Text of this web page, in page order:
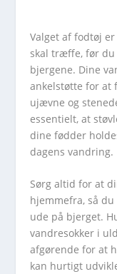
Valget af fodtøj
skal træffe, før
bjergene. Dine
ankelstøtte for at
ujævne og
essentielt, at
dine fødder
dagens vandring.
Sørg altid for at
hjemmefra, så
ude på bjerget.
vandresokker i
afgørende for at
kan hurtigt